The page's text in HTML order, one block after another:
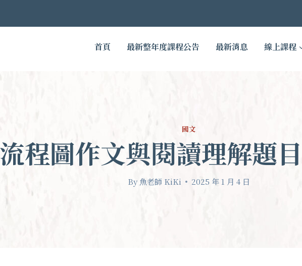
首頁 最新整年度課程公告 最新消息 線上課程
國文
流程圖作文與閱讀理解題
By魚老師 KiKi 2025 年 1 月 4 日